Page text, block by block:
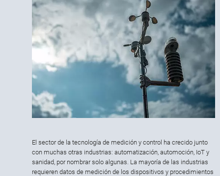
El sector de la tecnología de medición y control ha crecido junto
con muchas otras industrias: automatización, automoción, IoT y
sanidad, por nombrar solo algunas. La mayoría de las industrias
requieren datos de medición de los dispositivos y procedimientos